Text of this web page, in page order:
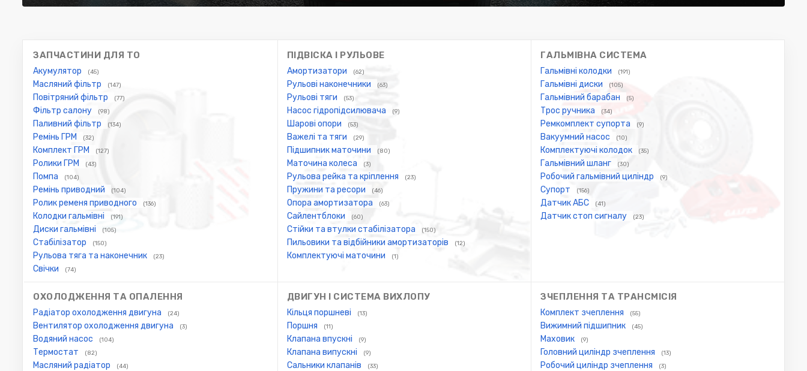
ЗАПЧАСТИНИ ДЛЯ ТО
Акумулятор (45)
Масляний фільтр (147)
Повітряний фільтр (77)
Фільтр салону (98)
Паливний фільтр (134)
Ремінь ГРМ (32)
Комплект ГРМ (127)
Ролики ГРМ (43)
Помпа (104)
Ремінь приводний (104)
Ролик ременя приводного (136)
Колодки гальмівні (191)
Диски гальмівні (105)
Стабілізатор (150)
Рульова тяга та наконечник (23)
Свічки (74)
ПІДВІСКА І РУЛЬОВЕ
Амортизатори (62)
Рульові наконечники (63)
Рульові тяги (53)
Насос гідропідсилювача (9)
Шарові опори (53)
Важелі та тяги (29)
Підшипник маточини (80)
Маточина колеса (3)
Рульова рейка та кріплення (23)
Пружини та ресори (46)
Опора амортизатора (63)
Сайлентблоки (60)
Стійки та втулки стабілізатора (150)
Пильовики та відбійники амортизаторів (12)
Комплектуючі маточини (1)
ГАЛЬМІВНА СИСТЕМА
Гальмівні колодки (191)
Гальмівні диски (105)
Гальмівний барабан (5)
Трос ручника (34)
Ремкомплект супорта (9)
Вакуумний насос (10)
Комплектуючі колодок (35)
Гальмівний шланг (30)
Робочий гальмівний циліндр (9)
Супорт (156)
Датчик АБС (41)
Датчик стоп сигналу (23)
ОХОЛОДЖЕННЯ ТА ОПАЛЕННЯ
Радіатор охолодження двигуна (24)
Вентилятор охолодження двигуна (3)
Водяний насос (104)
Термостат (82)
Масляний радіатор (44)
ДВИГУН І СИСТЕМА ВИХЛОПУ
Кільця поршневі (13)
Поршня (11)
Клапана впускні (9)
Клапана випускні (9)
Сальники клапанів (33)
ЗЧЕПЛЕННЯ ТА ТРАНСМІСІЯ
Комплект зчеплення (55)
Вижимний підшипник (45)
Маховик (9)
Головний циліндр зчеплення (13)
Робочий циліндр зчеплення (3)